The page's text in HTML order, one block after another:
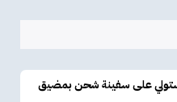
تستولي على سفينة شحن بمضيق